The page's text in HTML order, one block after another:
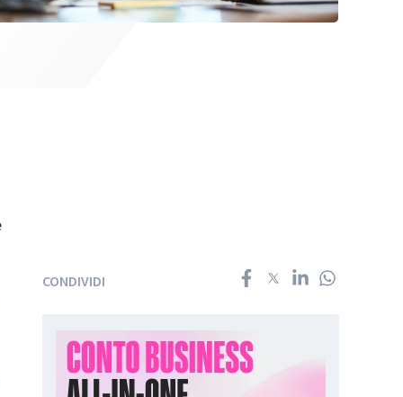
CONDIVIDI